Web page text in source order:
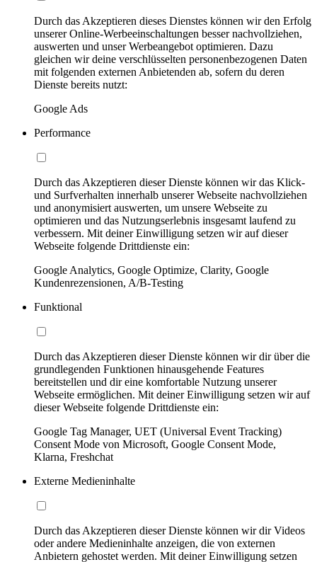
Durch das Akzeptieren dieses Dienstes können wir den Erfolg
unserer Online-Werbeeinschaltungen besser nachvollziehen,
auswerten und unser Werbeangebot optimieren. Dazu
gleichen wir deine verschlüsselten personenbezogenen Daten
mit folgenden externen Anbietenden ab, sofern du deren
Dienste bereits nutzt:
Google Ads
Performance
Durch das Akzeptieren dieser Dienste können wir das Klick-
und Surfverhalten innerhalb unserer Webseite nachvollziehen
und anonymisiert auswerten, um unsere Webseite zu
optimieren und das Nutzungserlebnis insgesamt laufend zu
verbessern. Mit deiner Einwilligung setzen wir auf dieser
Webseite folgende Drittdienste ein:
Google Analytics, Google Optimize, Clarity, Google
Kundenrezensionen, A/B-Testing
Funktional
Durch das Akzeptieren dieser Dienste können wir dir über die
grundlegenden Funktionen hinausgehende Features
bereitstellen und dir eine komfortable Nutzung unserer
Webseite ermöglichen. Mit deiner Einwilligung setzen wir auf
dieser Webseite folgende Drittdienste ein:
Google Tag Manager, UET (Universal Event Tracking)
Consent Mode von Microsoft, Google Consent Mode,
Klarna, Freshchat
Externe Medieninhalte
Durch das Akzeptieren dieser Dienste können wir dir Videos
oder andere Medieninhalte anzeigen, die von externen
Anbietern gehostet werden. Mit deiner Einwilligung setzen